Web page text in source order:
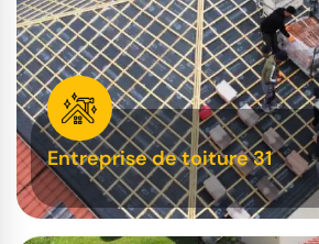
Entreprise de toiture 31